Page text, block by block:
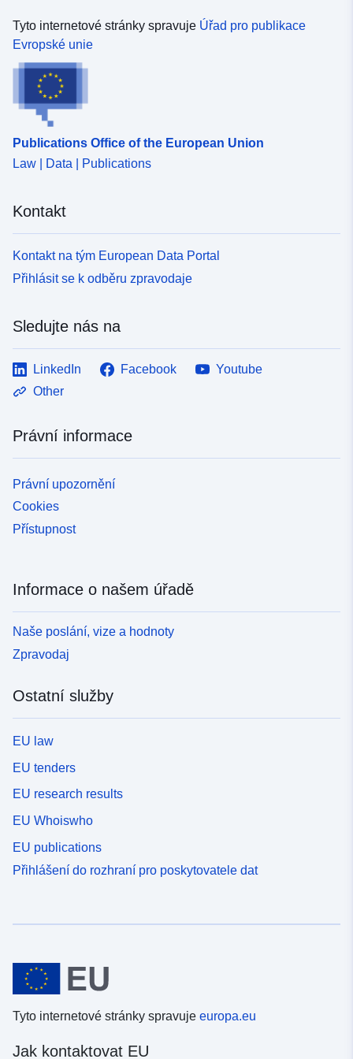
Tyto internetové stránky spravuje Úřad pro publikace
Evropské unie
Publications Office of the European Union
Law | Data | Publications
Kontakt
Kontakt na tým European Data Portal
Přihlásit se k odběru zpravodaje
Sledujte nás na
LinkedIn Facebook
Youtube
Other
Právní informace
Právní upozornění
Cookies
Přístupnost
Informace o našem úřadě
Naše poslání, vize a hodnoty
Zpravodaj
Ostatní služby
EU law
EU tenders
EU research results
EU Whoiswho
EU publications
Přihlášení do rozhraní pro poskytovatele dat
Tyto internetové stránky spravuje europa.eu
Jak kontaktovat EU